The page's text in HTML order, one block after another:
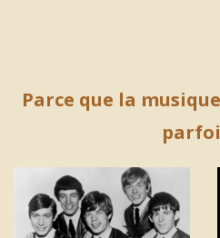
Parce que la